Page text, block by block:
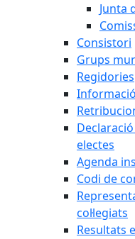
Junta
Consistori
Grups
Regidories
electes
Agenda
Codi de
col·legiats
Resultats